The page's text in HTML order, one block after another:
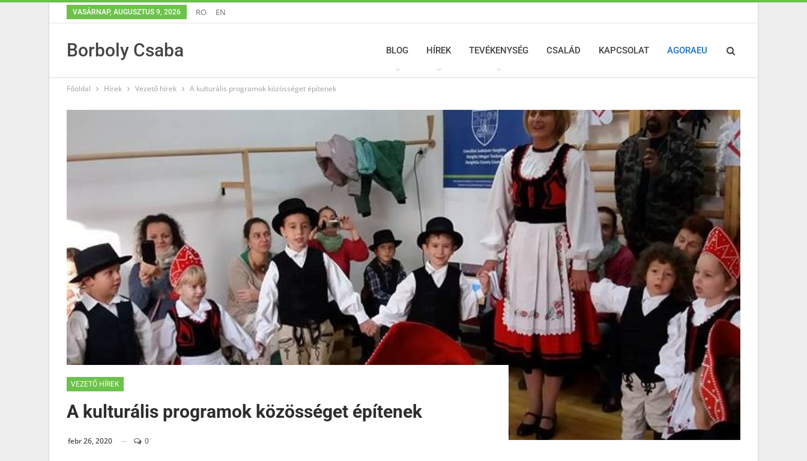
VASÁRNAP, AUGUSZTUS 9, 2026 RO EN
Borboly Csaba BLOG HÍREK TEVÉKENYSÉG CSALÁD KAPCSOLAT AGORAEU
Főoldal Hírek Vezető hírek A kulturális programok közösséget építenek
VEZETŐ HÍREK
A kulturális programok közösséget építenek
febr 26, 2020 0